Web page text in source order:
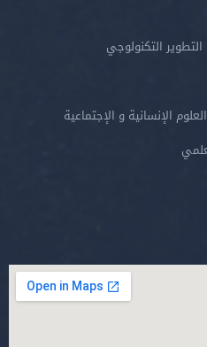
التكنولوجي
الإنسانية و الإجتماعية